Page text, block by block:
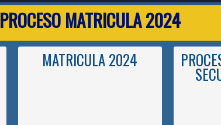
PROCESO MATRICULA 2024
MATRICULA 2024